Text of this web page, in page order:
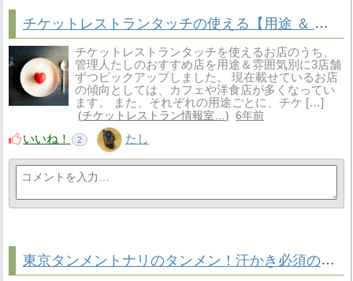
チケットレストランタッチの使える【用途 ＆ 雰囲気別】おすすめ店 3選
チケットレストランタッチを使えるお店のうち、
管理人たしのおすすめ店を用途＆雰囲気別に3店舗
ずつピックアップしました。 現在載せているお店
の傾向としては、カフェや洋食店が多くなってい
ます。 また、それぞれの用途ごとに、チケ […]
チケットレストラン情報室… 6年前
いいね！ 2 たし
東京タンメントナリのタンメン！汗かき必須の木場の人気ランチ！